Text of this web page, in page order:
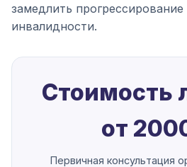
замедлить
инвалидности.
Стоимость
от
Первичная консультация